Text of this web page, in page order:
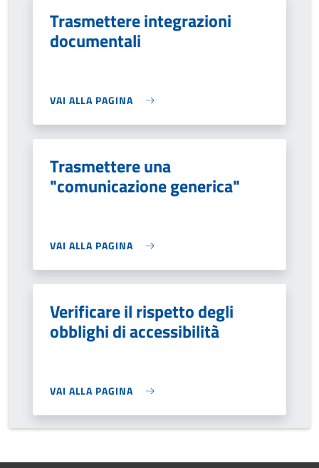
Trasmettere integrazioni
documentali
VAI ALLA PAGINA
Trasmettere una
"comunicazione generica"
VAI ALLA PAGINA
Verificare il rispetto degli
obblighi di accessibilità
VAI ALLA PAGINA